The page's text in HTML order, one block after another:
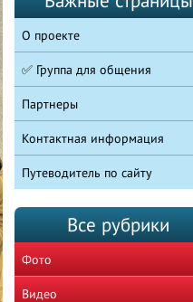
О проекте
✅ Группа для общения
Партнеры
Контактная информация
Путеводитель по сайту
Все рубрики
Фото
Видео